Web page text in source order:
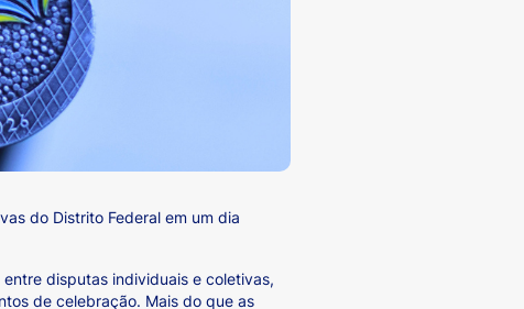
do Distrito Federal em um dia
disputas individuais e coletivas,
de celebração. Mais do que as